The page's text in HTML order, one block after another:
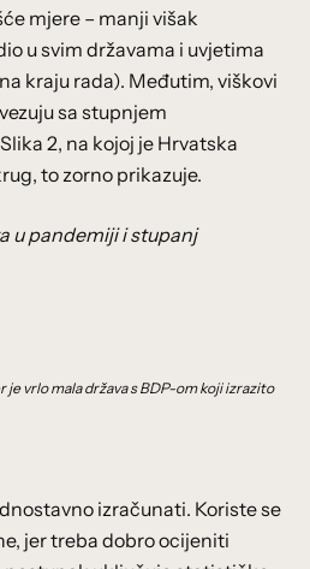
mjere – manji višak
u svim državama i uvjetima
kraju rada). Međutim, viškovi
sa stupnjem
2, na kojoj je Hrvatska
to zorno prikazuje.
u pandemiji i stupanj
je vrlo mala država s BDP-om koji izrazito
izračunati. Koriste se
jer treba dobro ocijeniti